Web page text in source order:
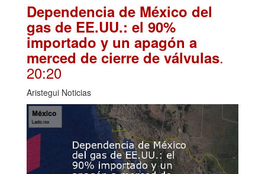
Dependencia de México del
gas de EE.UU.: el 90%
importado y un apagón a
merced de cierre de válvulas.
20:20
Aristegui Noticias